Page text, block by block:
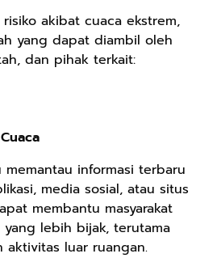
akibat cuaca ekstrem,
yang dapat diambil oleh
dan pihak terkait:
memantau informasi terbaru
media sosial, atau situs
membantu masyarakat
lebih bijak, terutama
aktivitas luar ruangan.